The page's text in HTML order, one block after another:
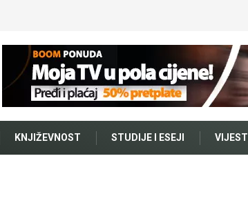
KNJIŽEVNOST STUDIJE I ESEJI VIJESTI